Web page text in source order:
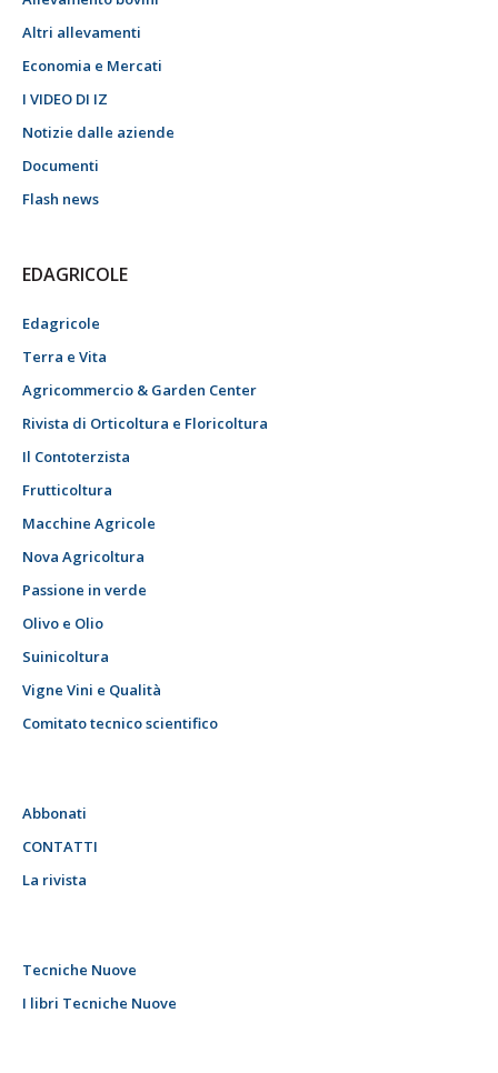
Altri allevamenti
Economia e Mercati
I VIDEO DI IZ
Notizie dalle aziende
Documenti
Flash news
EDAGRICOLE
Edagricole
Terra e Vita
Agricommercio & Garden Center
Rivista di Orticoltura e Floricoltura
Il Contoterzista
Frutticoltura
Macchine Agricole
Nova Agricoltura
Passione in verde
Olivo e Olio
Suinicoltura
Vigne Vini e Qualità
Comitato tecnico scientifico
Abbonati
CONTATTI
La rivista
Tecniche Nuove
I libri Tecniche Nuove